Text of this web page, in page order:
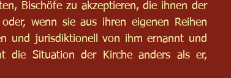
Bischöfe zu akzeptieren, die ihnen der
wenn sie aus ihren eigenen Reihen
und jurisdiktionell von ihm ernannt und
die Situation der Kirche anders als er,